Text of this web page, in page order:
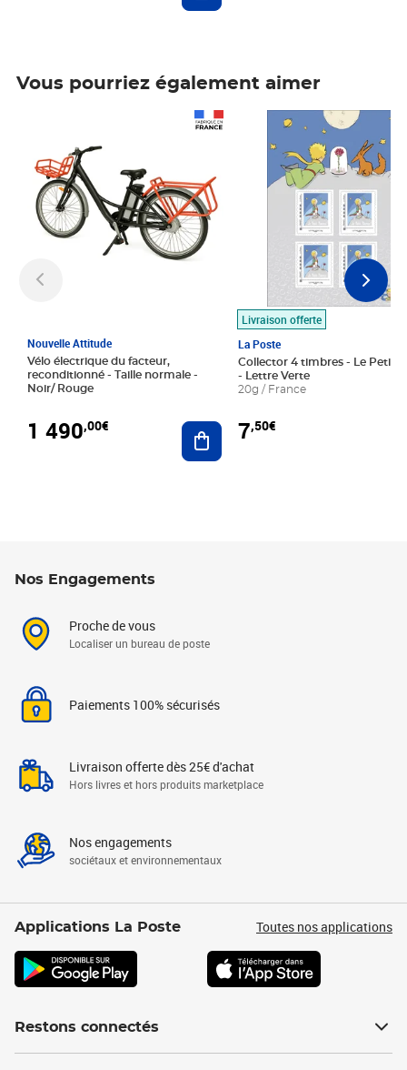
Vous pourriez également aimer
Nouvelle Attitude
Vélo électrique du facteur,
reconditionné - Taille normale -
Noir/ Rouge
1 490,00€ Ajouter au panier
Livraison offerte
La Poste
Collector 4 timbres - Le Petit
- Lettre Verte
20g / France
7,50€
Prix 7,50€
Nos Engagements
Proche de vous
Localiser un bureau de poste
Paiements 100% sécurisés
Livraison offerte dès 25€ d'achat
Hors livres et hors produits marketplace
Nos engagements
sociétaux et environnementaux
Applications La Poste Toutes nos applications
Restons connectés